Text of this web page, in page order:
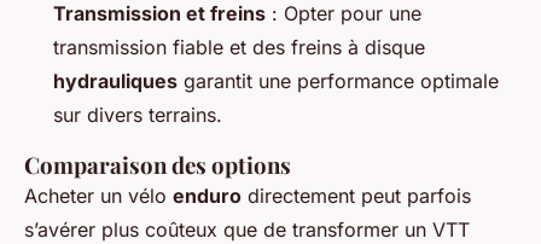
Transmission et freins : Opter pour une
transmission fiable et des freins à disque
hydrauliques garantit une performance optimale
sur divers terrains.
Comparaison des options
Acheter un vélo enduro directement peut parfois
s’avérer plus coûteux que de transformer un VTT